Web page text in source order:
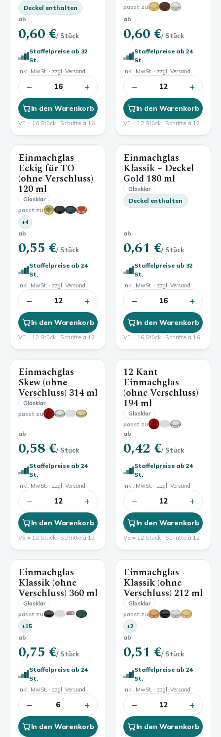
Deckel enthalten
ab
0,60 €/ Stück
Staffelpreise ab 32
St.
inkl. MwSt. · zzgl. Versand
− 16 +
In den Warenkorb
VE = 16 Stück · Schritte à 16
passt zu
ab
0,60 €/ Stück
Staffelpreise ab 24
St.
inkl. MwSt. · zzgl. Versand
− 12 +
In den Warenkorb
VE = 12 Stück · Schritte à 12
120 ml
Einmachglas
Eckig für TO
(ohne Verschluss)
120 ml
Glasklar
passt zu
+4
ab
0,55 €/ Stück
Staffelpreise ab 24
St.
inkl. MwSt. · zzgl. Versand
− 12 +
In den Warenkorb
VE = 12 Stück · Schritte à 12
180 ml
Einmachglas
Klassik – Deckel
Gold 180 ml
Glasklar
Deckel enthalten
ab
0,61 €/ Stück
Staffelpreise ab 32
St.
inkl. MwSt. · zzgl. Versand
− 16 +
In den Warenkorb
VE = 16 Stück · Schritte à 16
314 ml
Einmachglas
Skew (ohne
Verschluss) 314 ml
Glasklar
passt zu
ab
0,58 €/ Stück
Staffelpreise ab 24
St.
inkl. MwSt. · zzgl. Versand
− 12 +
In den Warenkorb
VE = 12 Stück · Schritte à 12
12 Kant
Einmachglas
(ohne Verschluss)
194 ml
Glasklar
passt zu
ab
0,42 €/ Stück
Staffelpreise ab 24
St.
inkl. MwSt. · zzgl. Versand
− 12 +
In den Warenkorb
VE = 12 Stück · Schritte à 12
360 ml
Einmachglas
Klassik (ohne
Verschluss) 360 ml
Glasklar
passt zu
+15
ab
0,75 €/ Stück
Staffelpreise ab 24
St.
inkl. MwSt. · zzgl. Versand
− 6 +
In den Warenkorb
212 ml
Einmachglas
Klassik (ohne
Verschluss) 212 ml
Glasklar
passt zu
+2
ab
0,51 €/ Stück
Staffelpreise ab 24
St.
inkl. MwSt. · zzgl. Versand
− 12 +
In den Warenkorb